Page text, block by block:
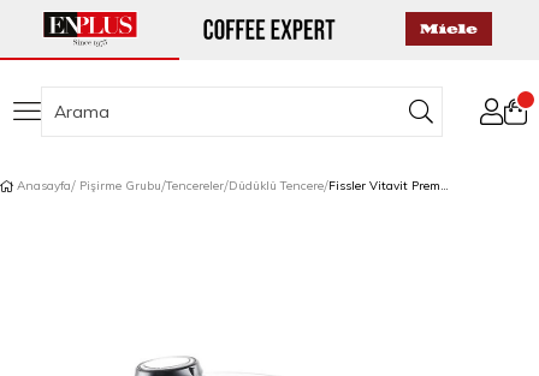
Anasayfa Pişirme Grubu Tencereler Düdüklü Tencere Fissler Vitavit Premium Düdüklü Tencere 4.5 Lt